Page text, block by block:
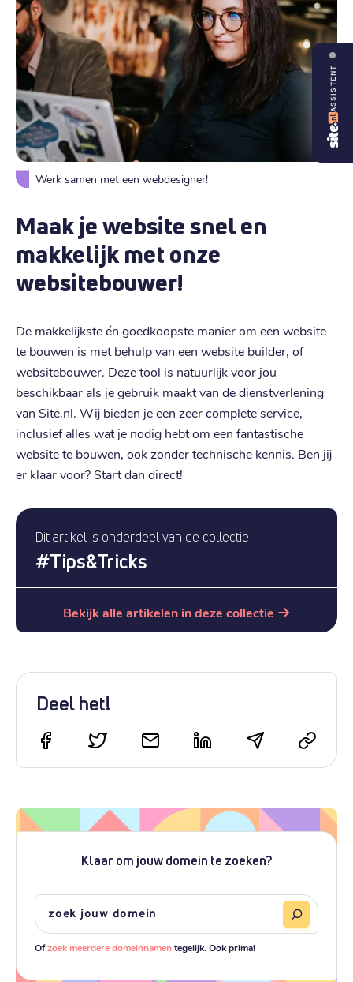
Werk samen met een webdesigner!
Maak je website snel en
makkelijk met onze
websitebouwer!
De makkelijkste én goedkoopste manier om een website
te bouwen is met behulp van een website builder, of
websitebouwer. Deze tool is natuurlijk voor jou
beschikbaar als je gebruik maakt van de dienstverlening
van Site.nl. Wij bieden je een zeer complete service,
inclusief alles wat je nodig hebt om een fantastische
website te bouwen, ook zonder technische kennis. Ben jij
er klaar voor? Start dan direct!
Dit artikel is onderdeel van de collectie
#Tips&Tricks
Bekijk alle artikelen in deze collectie
Deel het!
Klaar om jouw domein te zoeken?
Ofzoek meerdere domeinnamentegelijk. Ook prima!
ASSISTENT